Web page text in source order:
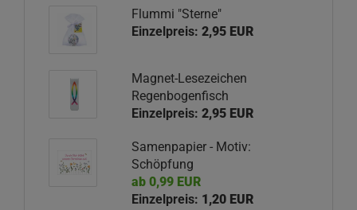
Flummi "Sterne"
Einzelpreis: 2,95 EUR
Magnet-Lesezeichen
Regenbogenfisch
Einzelpreis: 2,95 EUR
Samenpapier - Motiv:
Schöpfung
ab 0,99 EUR
Einzelpreis: 1,20 EUR